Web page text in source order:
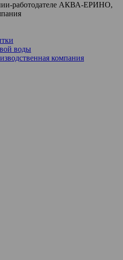
работодателе АКВА-ЕРИНО,
воды
компания